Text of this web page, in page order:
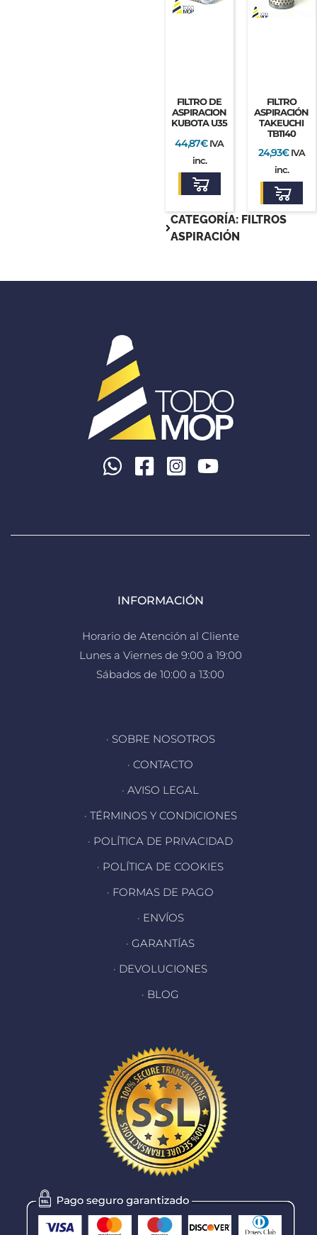
FILTRO DE
ASPIRACION
KUBOTA U35
44,87€ IVA
inc.
FILTRO
ASPIRACIÓN
TAKEUCHI
TB1140
24,93€ IVA
inc.
CATEGORÍA: FILTROS
ASPIRACIÓN
INFORMACIÓN
Horario de Atención al Cliente
Lunes a Viernes de 9:00 a 19:00
Sábados de 10:00 a 13:00
· SOBRE NOSOTROS
· CONTACTO
· AVISO LEGAL
· TÉRMINOS Y CONDICIONES
· POLÍTICA DE PRIVACIDAD
· POLÍTICA DE COOKIES
· FORMAS DE PAGO
· ENVÍOS
· GARANTÍAS
· DEVOLUCIONES
· BLOG